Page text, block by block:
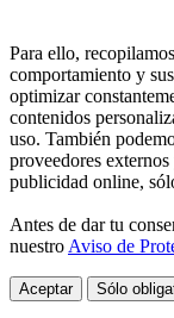
Para ello,
comportamiento y
optimizar
contenidos
uso. También
proveedores
publicidad online,
Antes de dar tu
nuestro Aviso de
Aceptar Sólo